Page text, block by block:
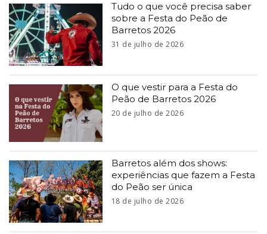
Tudo o que você precisa saber
sobre a Festa do Peão de
Barretos 2026
31 de julho de 2026
O que vestir para a Festa do
Peão de Barretos 2026
20 de julho de 2026
Barretos além dos shows:
experiências que fazem a Festa
do Peão ser única
18 de julho de 2026